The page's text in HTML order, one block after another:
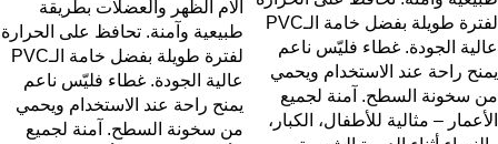
لفترة طويلة بفضل خامة الـPVC
عالية الجودة. غطاء فليّس ناعم
يمنح راحة عند الاستخدام ويحمي
من سخونة السطح. آمنة لجميع
الأعمار – مثالية للأطفال، الكبار،
آلام الظهر والعضلات بطريقة
طبيعية وآمنة. تحافظ على الحرارة
لفترة طويلة بفضل خامة الـPVC
عالية الجودة. غطاء فليّس ناعم
يمنح راحة عند الاستخدام ويحمي
من سخونة السطح. آمنة لجميع